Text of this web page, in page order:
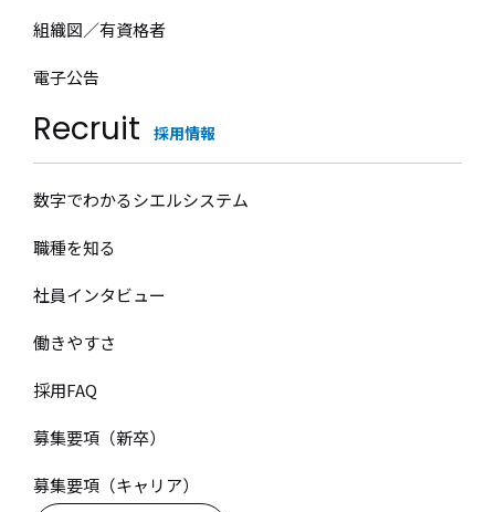
組織図／有資格者
電子公告
Recruit 採用情報
数字でわかるシエルシステム
職種を知る
社員インタビュー
働きやすさ
採用FAQ
募集要項（新卒）
募集要項（キャリア）